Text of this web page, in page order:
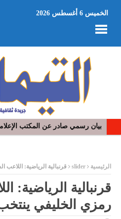
الخميس 6 أغسطس 2026
في افتتاح مهرجان بومخلوف
الرئيسية slider قرنبالية الرياضية:
قرنبالية الرياضية:
رمزي الخليفي